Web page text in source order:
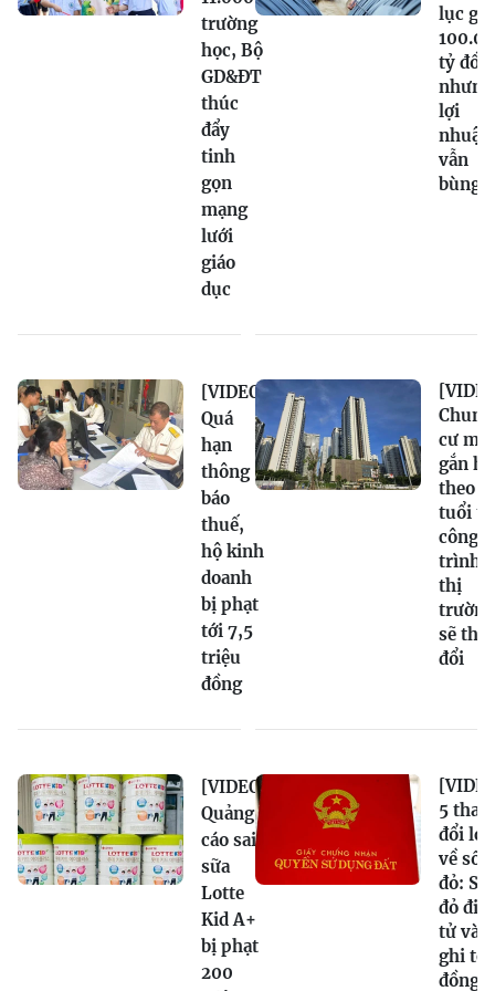
trường
học, Bộ
GD&ĐT
thúc
đẩy
tinh
gọn
mạng
lưới
giáo
dục
lục
tỷ
nhưng
lợi
nhuận
vẫn
bùng
[VIDEO]
Quá
hạn
thông
báo
thuế,
hộ kinh
doanh
bị phạt
tới 7,5
triệu
đồng
Chung
cư mới
gắn
theo
tuổi
công
trình,
thị
trường
sẽ
đổi
[VIDEO]
Quảng
cáo sai
sữa
Lotte
Kid A+
bị phạt
200
5 thay
đổi lớn
về sổ
đỏ: Sổ
đỏ
tử và
ghi tên
đồng